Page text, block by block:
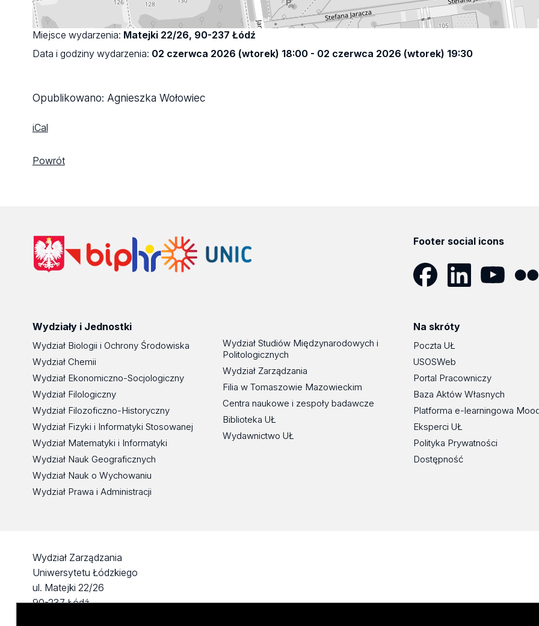
Miejsce wydarzenia: Matejki 22/26, 90-237 Łódź
Data i godziny wydarzenia: 02 czerwca 2026 (wtorek) 18:00 - 02 czerwca 2026 (wtorek) 19:30
Opublikowano: Agnieszka Wołowiec
iCal
Powrót
Footer social icons
Wydziały i Jednostki
Wydział Biologii i Ochrony Środowiska
Wydział Chemii
Wydział Ekonomiczno-Socjologiczny
Wydział Filologiczny
Wydział Filozoficzno-Historyczny
Wydział Fizyki i Informatyki Stosowanej
Wydział Matematyki i Informatyki
Wydział Nauk Geograficznych
Wydział Nauk o Wychowaniu
Wydział Prawa i Administracji
Wydział Studiów Międzynarodowych i
Politologicznych
Wydział Zarządzania
Filia w Tomaszowie Mazowieckim
Centra naukowe i zespoły badawcze
Biblioteka UŁ
Wydawnictwo UŁ
Na skróty
Poczta UŁ
USOSWeb
Portal Pracowniczy
Baza Aktów Własnych
Platforma e-learningowa
Eksperci UŁ
Polityka Prywatności
Dostępność
Wydział Zarządzania
Uniwersytetu Łódzkiego
ul. Matejki 22/26
90-237 Łódź